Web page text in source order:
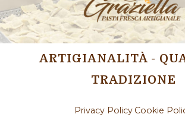
ARTIGIANALITÀ -
TRADIZIONE
Privacy Policy Cookie